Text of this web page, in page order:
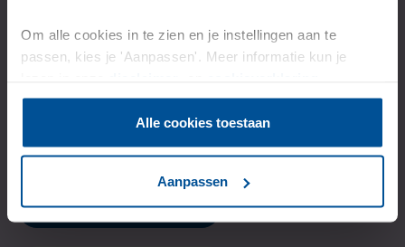
Om alle cookies in te zien en je instellingen aan te
passen, kies je 'Aanpassen'. Meer informatie kun je
Alle cookies toestaan
Aanpassen
Kijk dan op de aanmeldpagina welke stappen je kan
Of neem contact met ons op als je vragen hebt.
Bijvoorbeeld over onze begeleiding naar herstel.
Hoe meld ik me aan?